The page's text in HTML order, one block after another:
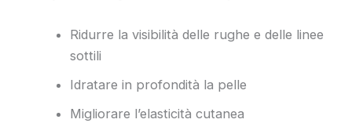
Ridurre la visibilità delle rughe e delle linee
sottili
Idratare in profondità la pelle
Migliorare l’elasticità cutanea